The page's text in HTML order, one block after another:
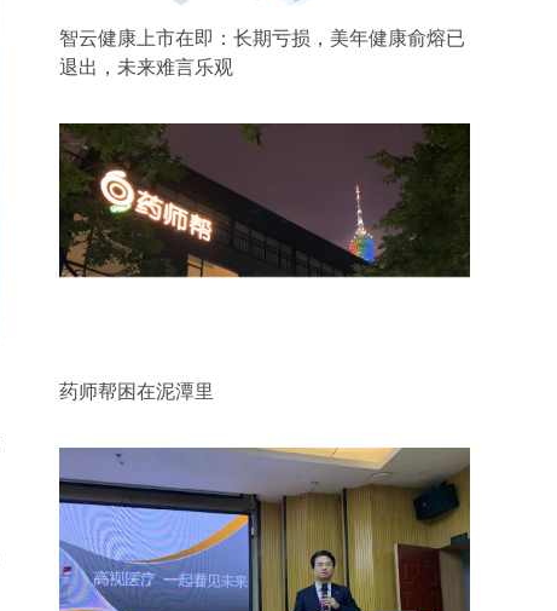
智云健康上市在即：长期亏损，美年健康俞熔已
退出，未来难言乐观
药师帮困在泥潭里